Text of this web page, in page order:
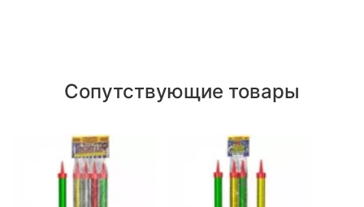
Сопутствующие товары